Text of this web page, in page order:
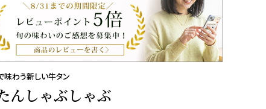
味わう新しい牛タン
んしゃぶしゃぶ